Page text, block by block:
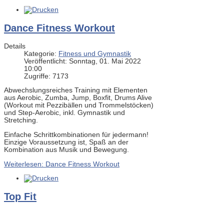
Dance Fitness Workout
Details
Kategorie: Fitness und Gymnastik
Veröffentlicht: Sonntag, 01. Mai 2022
10:00
Zugriffe: 7173
Abwechslungsreiches Training mit Elementen
aus Aerobic, Zumba, Jump, Boxfit, Drums Alive
(Workout mit Pezzibällen und Trommelstöcken)
und Step-Aerobic, inkl. Gymnastik und
Stretching.
Einfache Schrittkombinationen für jedermann!
Einzige Voraussetzung ist, Spaß an der
Kombination aus Musik und Bewegung.
Weiterlesen: Dance Fitness Workout
Top Fit